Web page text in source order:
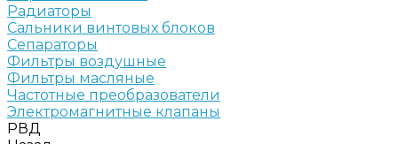
Радиаторы
Сальники винтовых блоков
Сепараторы
Фильтры воздушные
Фильтры масляные
Частотные преобразователи
Электромагнитные клапаны
РВД